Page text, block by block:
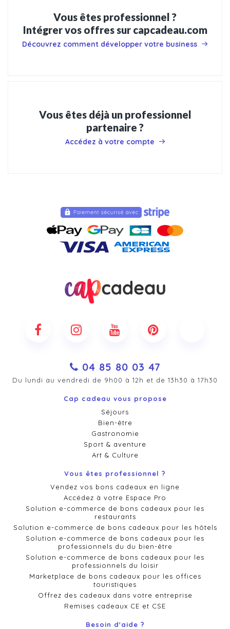
Vous êtes professionnel ?
Intégrer vos offres sur capcadeau.com
Découvrez comment développer votre business
Vous êtes déjà un professionnel
partenaire ?
Accédez à votre compte
04 85 80 03 47
Du lundi au vendredi de 9h00 à 12h et de 13h30 à 17h30
Cap cadeau vous propose
Séjours
Bien-être
Gastronomie
Sport & aventure
Art & Culture
Vous êtes professionnel ?
Vendez vos bons cadeaux en ligne
Accédez à votre Espace Pro
Solution e-commerce de bons cadeaux pour les
restaurants
Solution e-commerce de bons cadeaux pour les hôtels
Solution e-commerce de bons cadeaux pour les
professionnels du du bien-être
Solution e-commerce de bons cadeaux pour les
professionnels du loisir
Marketplace de bons cadeaux pour les offices
touristiques
Offrez des cadeaux dans votre entreprise
Remises cadeaux CE et CSE
Besoin d'aide ?